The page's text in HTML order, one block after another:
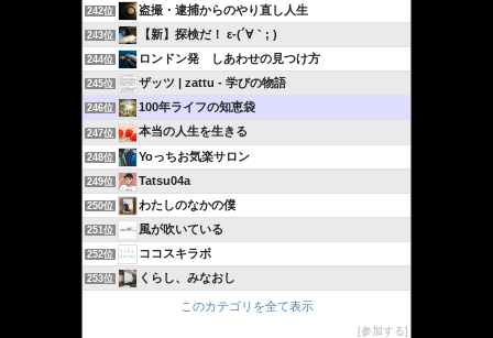
242位 盗撮・逮捕からのやり直し人生
243位 【新】探検だ！ ε-(´∀｀; )
244位 ロンドン発 しあわせの見つけ方
245位 ザッツ | zattu - 学びの物語
246位 100年ライフの知恵袋
247位 本当の人生を生きる
248位 Yoっちお気楽サロン
249位 Tatsu04a
250位 わたしのなかの僕
251位 風が吹いている
252位 ココスキラボ
253位 くらし、みなおし
このカテゴリを全て表示
参加する